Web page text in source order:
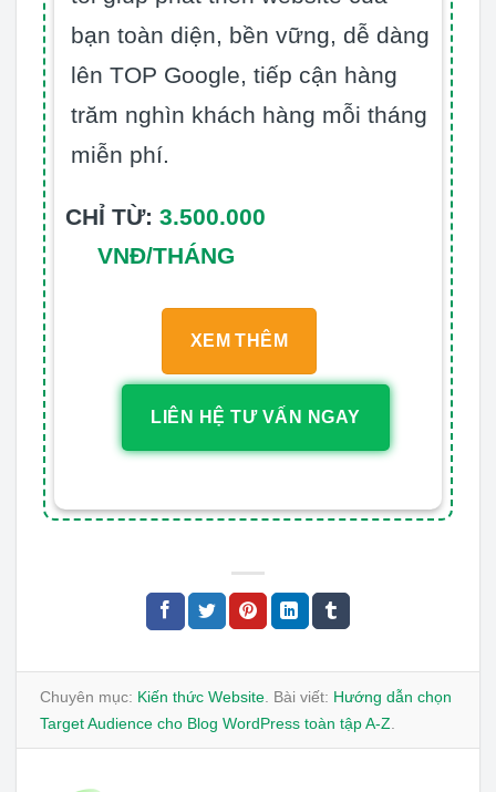
bạn toàn diện, bền vững, dễ dàng
lên TOP Google, tiếp cận hàng
trăm nghìn khách hàng mỗi tháng
miễn phí.
CHỈ TỪ: 3.500.000
VNĐ/THÁNG
XEM THÊM
LIÊN HỆ TƯ VẤN NGAY
Chuyên mục: Kiến thức Website. Bài viết: Hướng dẫn chọn
Target Audience cho Blog WordPress toàn tập A-Z.